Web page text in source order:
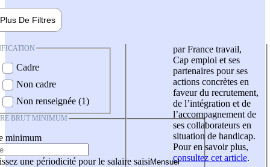
Plus De Filtres
Cadre
Non cadre
Non renseignée (1)
BRUT MINIMUM
minimum
une périodicité pour le salaire saisi
par France travail,
Cap emploi et ses
partenaires pour ses
actions concrètes en
faveur du recrutement,
de l’intégration et de
l’accompagnement de
ses collaborateurs en
situation de handicap.
Pour en savoir plus,
consultez cet article.